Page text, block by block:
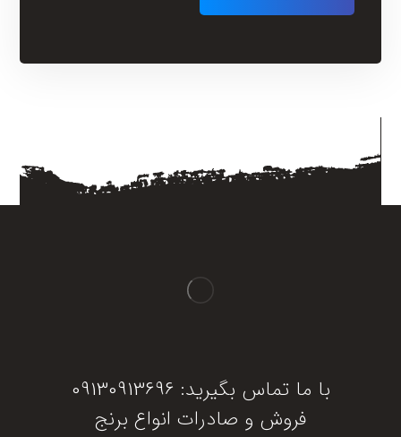
با ما تماس بگیرید: 09130913696
فروش و صادرات انواع برنج